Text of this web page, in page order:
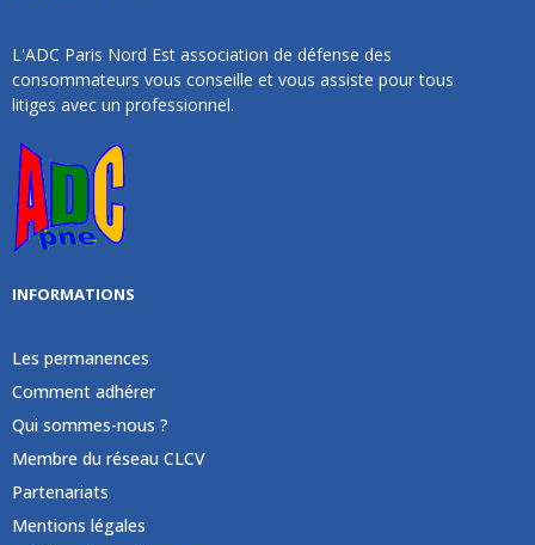
L'ADC Paris Nord Est association de défense des
consommateurs vous conseille et vous assiste pour tous
litiges avec un professionnel.
INFORMATIONS
Les permanences
Comment adhérer
Qui sommes-nous ?
Membre du réseau CLCV
Partenariats
Mentions légales